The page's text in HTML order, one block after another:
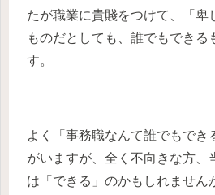
たが職業に貴賤をつけて、「卑
ものだとしても、誰でもできる
す。
よく「事務職なんて誰でもでき
がいますが、全く不向きな方、
は「できる」のかもしれません